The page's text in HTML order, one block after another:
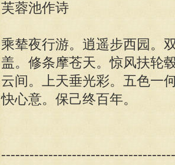
芙蓉池作诗
乘辇夜行游。逍遥步西园。
盖。修条摩苍天。惊风扶轮
云间。上天垂光彩。五色一
快心意。保己终百年。